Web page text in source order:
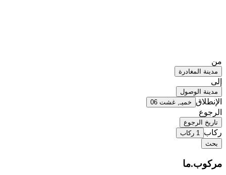
من
مدينة المغادرة
إلى
مدينة الوصول
الإنطلاق خميـ, غشت 06
الرجوع
تاريخ الرجوع
ركاب
1 ركاب
بحث
مركوب.ما